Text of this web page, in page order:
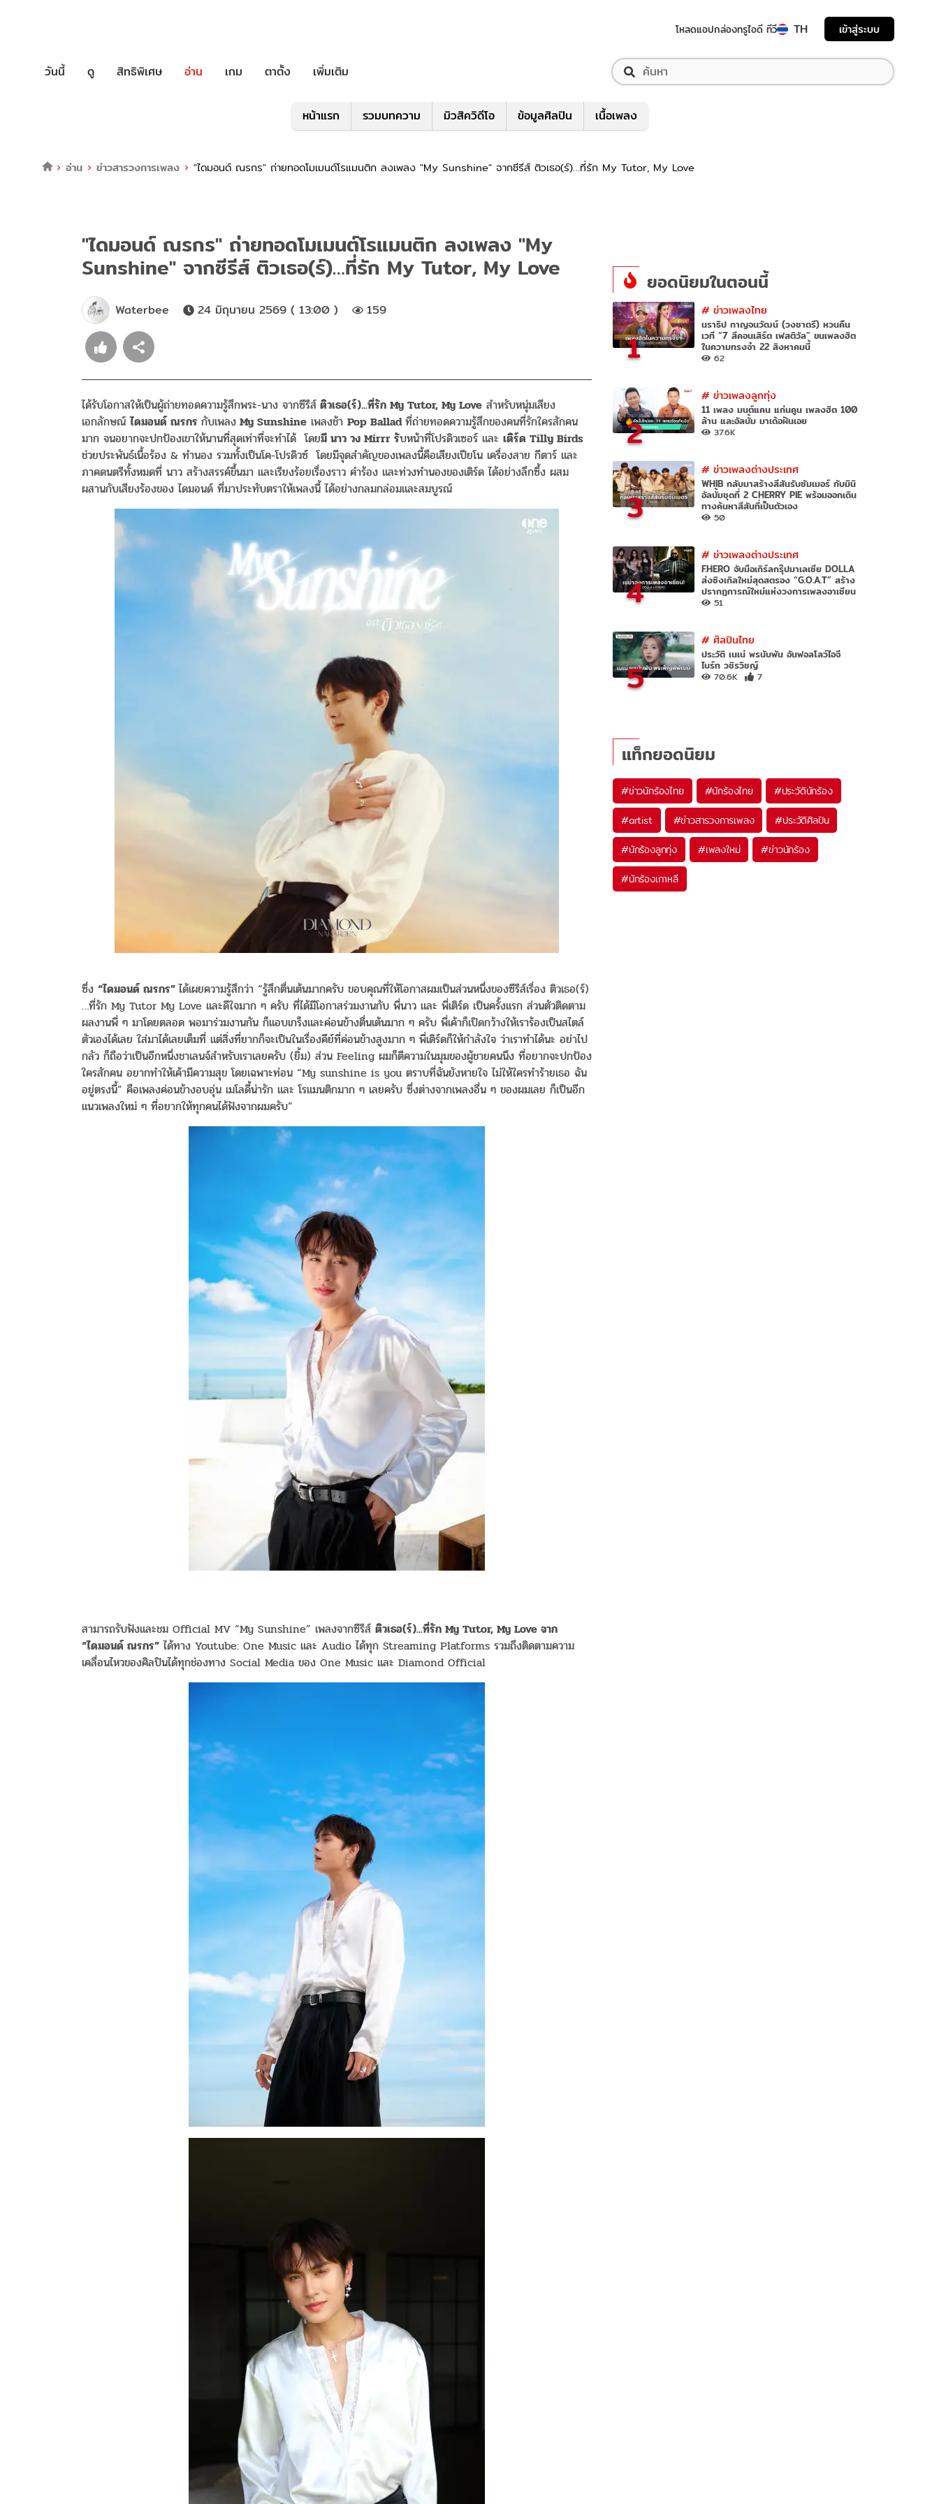
โหลดแอปกล่องทรูไอดี ทีวี TH เข้าสู่ระบบ
วันนี้ ดู สิทธิพิเศษ อ่าน เกม ตาตั้ง เพิ่มเติม
หน้าแรก รวมบทความ มิวสิควิดีโอ ข้อมูลศิลปิน เนื้อเพลง
อ่าน ข่าวสารวงการเพลง "ไดมอนด์ ณรกร" ถ่ายทอดโมเมนต์โรแมนติก ลงเพลง "My Sunshine" จากซีรีส์ ติวเธอ(ร์)…ที่รัก My Tutor, My Love
"ไดมอนด์ ณรกร" ถ่ายทอดโมเมนต์โรแมนติก ลงเพลง "My
Sunshine" จากซีรีส์ ติวเธอ(ร์)…ที่รัก My Tutor, My Love
Waterbee 24 มิถุนายน 2569 ( 13:00 ) 159
ได้รับโอกาสให้เป็นผู้ถ่ายทอดความรู้สึกพระ-นาง จากซีรีส์ ติวเธอ(ร์)...ที่รัก My Tutor, My Love สำหรับหนุ่มเสียง
เอกลักษณ์ไดมอนด์ ณรกร กับเพลง My Sunshine เพลงช้า Pop Balladที่ถ่ายทอดความรู้สึกของคนที่รักใครสักคน
มาก จนอยากจะปกป้องเขาให้นานที่สุดเท่าที่จะทำได้ โดยมี นาว วง Mirrr รับหน้าที่โปรดิวเซอร์ และ เติร์ด Tilly Birds
ช่วยประพันธ์เนื้อร้อง & ทำนอง รวมทั้งเป็นโค-โปรดิวซ์ โดยมีจุดสำคัญของเพลงนี้คือเสียงเปียโน เครื่องสาย กีตาร์ และ
ภาคดนตรีทั้งหมดที่ นาว สร้างสรรค์ขึ้นมา และเรียงร้อยเรื่องราว คำร้อง และท่วงทำนองของเติร์ด ได้อย่างลึกซึ้ง ผสม
ผสานกับเสียงร้องของ ไดมอนด์ ที่มาประทับตราให้เพลงนี้ ได้อย่างกลมกล่อมและสมบูรณ์
ซึ่ง “ไดมอนด์ ณรกร”ได้เผยความรู้สึกว่า “รู้สึกตื่นเต้นมากครับ ขอบคุณที่ให้โอกาสผมเป็นส่วนหนึ่งของซีรีส์เรื่อง ติวเธอ(ร์)
…ที่รัก My Tutor My Love และดีใจมาก ๆ ครับ ที่ได้มีโอกาสร่วมงานกับ พี่นาว และ พี่เติร์ด เป็นครั้งแรก ส่วนตัวติดตาม
ผลงานพี่ ๆ มาโดยตลอด พอมาร่วมงานกัน ก็แอบเกร็งและค่อนข้างตื่นเต้นมาก ๆ ครับ พี่เค้าก็เปิดกว้างให้เราร้องเป็นสไตล์
ตัวเองได้เลย ใส่มาได้เลยเต็มที่ แต่สิ่งที่ยากก็จะเป็นในเรื่องคีย์ที่ค่อนข้างสูงมาก ๆ พี่เติร์ดก็ให้กำลังใจ ว่าเราทำได้นะ อย่าไป
กลัว ก็ถือว่าเป็นอีกหนึ่งชาเลนจ์สำหรับเราเลยครับ (ยิ้ม) ส่วน Feeling ผมก็ตีความในมุมของผู้ชายคนนึง ที่อยากจะปกป้อง
ใครสักคน อยากทำให้เค้ามีความสุข โดยเฉพาะท่อน “My sunshine is you ตราบที่ฉันยังหายใจ ไม่ให้ใครทำร้ายเธอ ฉัน
อยู่ตรงนี้” คือเพลงค่อนข้างอบอุ่น เมโลดี้น่ารัก และ โรแมนติกมาก ๆ เลยครับ ซึ่งต่างจากเพลงอื่น ๆ ของผมเลย ก็เป็นอีก
แนวเพลงใหม่ ๆ ที่อยากให้ทุกคนได้ฟังจากผมครับ”
สามารถรับฟังและชม Official MV “My Sunshine” เพลงจากซีรีส์ ติวเธอ(ร์)...ที่รัก My Tutor, My Love จาก
“ไดมอนด์ ณรกร” ได้ทาง Youtube: One Music และ Audio ได้ทุก Streaming Platforms รวมถึงติดตามความ
เคลื่อนไหวของศิลปินได้ทุกช่องทาง Social Media ของ One Music และ Diamond Official
ยอดนิยมในตอนนี้
1
# ข่าวเพลงไทย
นราธิป กาญจนวัฒน์ (วงชาตรี) หวนคืน
เวที “7 สีคอนเสิร์ต เฟสติวัล” ขนเพลงฮิต
ในความทรงจำ 22 สิงหาคมนี้
62
2
# ข่าวเพลงลูกทุ่ง
11 เพลง มนต์แคน แก่นคูน เพลงฮิต 100
ล้าน และอัลบั้ม มาเด้อฝันเอย
37.6K
3
# ข่าวเพลงต่างประเทศ
WHIB กลับมาสร้างสีสันรับซัมเมอร์ กับมินิ
อัลบั้มชุดที่ 2 CHERRY PIE พร้อมออกเดิน
ทางค้นหาสีสันที่เป็นตัวเอง
50
4
# ข่าวเพลงต่างประเทศ
F.HERO จับมือเกิร์ลกรุ๊ปมาเลเซีย DOLLA
ส่งซิงเกิลใหม่สุดสตรอง “G.O.A.T” สร้าง
ปรากฏการณ์ใหม่แห่งวงการเพลงอาเซียน
51
5
# ศิลปินไทย
ประวัติ เนเน่ พรนับพัน อันฟอลโลว์ไอจี
ไบร์ท วชิรวิชญ์
70.6K 7
แท็กยอดนิยม
#ข่าวนักร้องไทย #นักร้องไทย #ประวัตินักร้อง
#artist #ข่าวสารวงการเพลง #ประวัติศิลปิน
#นักร้องลูกทุ่ง #เพลงใหม่ #ข่าวนักร้อง
#นักร้องเกาหลี